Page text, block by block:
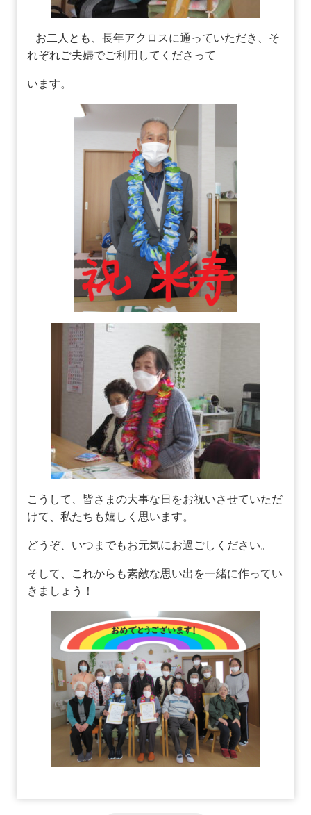
お二人とも、長年アクロスに通っていただき、そ
れぞれご夫婦でご利用してくださって
います。
こうして、皆さまの大事な日をお祝いさせていただ
けて、私たちも嬉しく思います。
どうぞ、いつまでもお元気にお過ごしください。
そして、これからも素敵な思い出を一緒に作ってい
きましょう！